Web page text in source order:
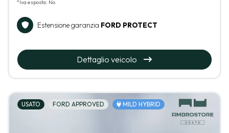
*Iva esposta: No
Estensione garanzia FORD PROTECT
Dettaglio veicolo
USATO FORD APPROVED MILD HYBRID